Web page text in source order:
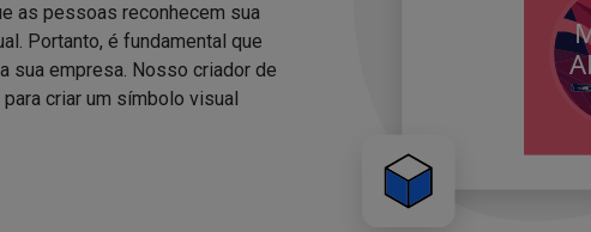
as pessoas reconhecem sua
Portanto, é fundamental que
sua empresa. Nosso criador de
criar um símbolo visual